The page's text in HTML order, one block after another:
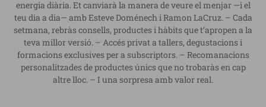
energia diària. Et canviarà la manera de veure el menjar —i el
teu dia a dia— amb Esteve Doménech i Ramon LaCruz. – Cada
setmana, rebràs consells, productes i hàbits que t’apropen a la
teva millor versió. – Accés privat a tallers, degustacions i
formacions exclusives per a subscriptors. – Recomanacions
personalitzades de productes únics que no trobaràs en cap
altre lloc. – I una sorpresa amb valor real.